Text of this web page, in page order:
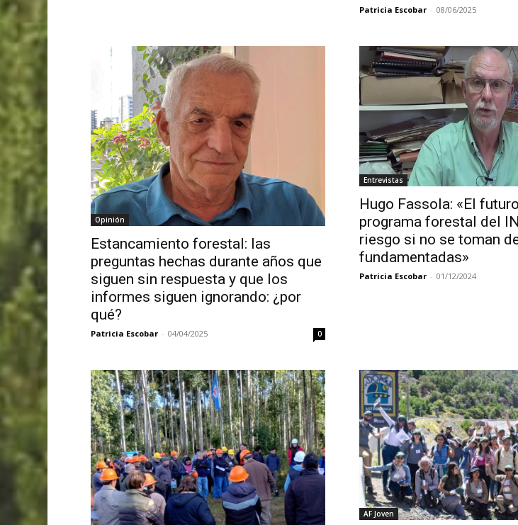
Patricia Escobar - 08/06/2025
Opinión
Estancamiento forestal: las
preguntas hechas durante años que
siguen sin respuesta y que los
informes siguen ignorando: ¿por
qué?
Patricia Escobar - 04/04/2025 0
Entrevistas
Hugo Fassola: «El
programa forestal del
riesgo si no se toman
fundamentadas»
Patricia Escobar - 01/12/2024
AF Joven